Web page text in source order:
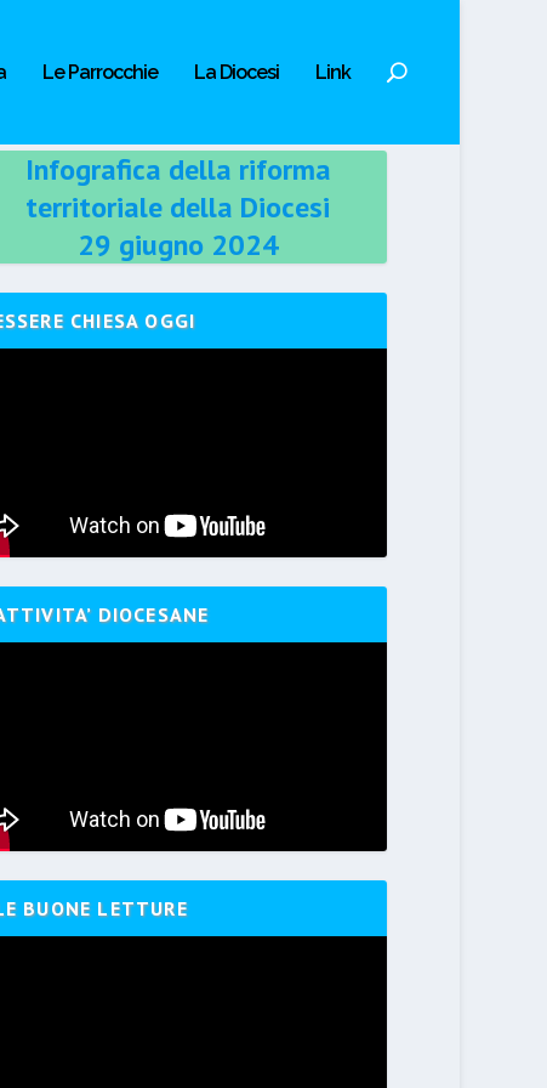
Le Parrocchie La Diocesi Link
Infografica della riforma
territoriale della Diocesi
29 giugno 2024
CHIESA OGGI
DIOCESANE
BUONE LETTURE